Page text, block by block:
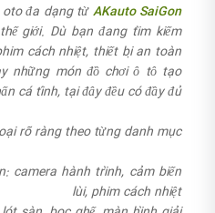
AKauto SaiGon
đa dạng từ
giới. Dù bạn đang tìm kiếm
cách nhiệt, thiết bị an toàn
những món đồ chơi ô tô tạo
cá tính, tại đây đều có đầy đủ.
rõ ràng theo từng danh mục:
camera hành trình, cảm biến
lùi, phim cách nhiệt